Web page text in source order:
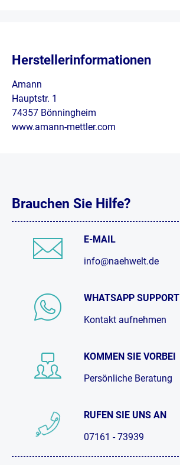
Herstellerinformationen
Amann
Hauptstr. 1
74357 Bönningheim
www.amann-mettler.com
Brauchen Sie Hilfe?
E-MAIL
info@naehwelt.de
WHATSAPP SUPPORT
Kontakt aufnehmen
KOMMEN SIE VORBEI
Persönliche Beratung
RUFEN SIE UNS AN
07161 - 73939